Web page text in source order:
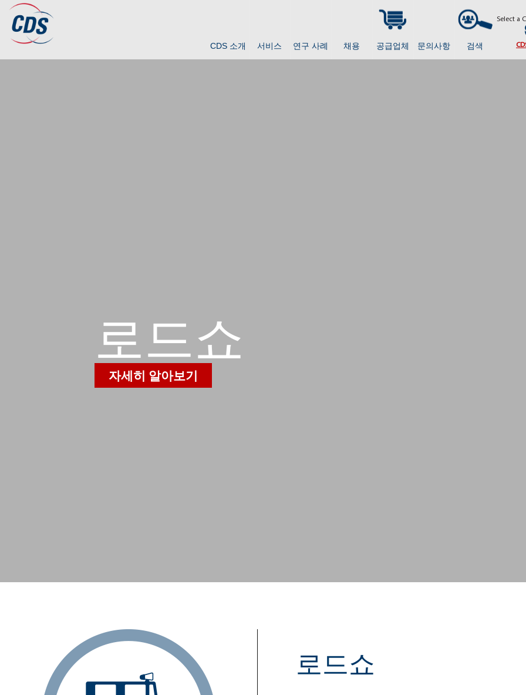
CDS 소개 서비스 연구 사례 채용 공급업체 문의사항 검색
Select a
로드쇼
자세히 알아보기
로드쇼